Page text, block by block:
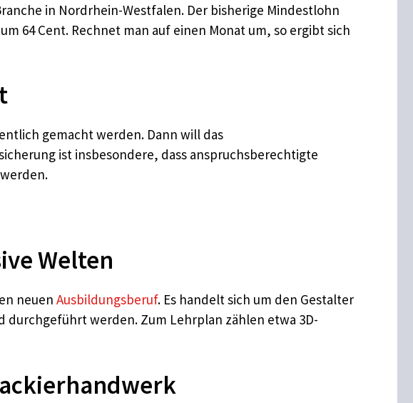
in Nordrhein-Westfalen. Der bisherige Mindestlohn
64 Cent. Rechnet man auf einen Monat um, so ergibt sich
gemacht werden. Dann will das
ist insbesondere, dass anspruchsberechtigte
Welten
neuen Ausbildungsberuf. Es handelt sich um den Gestalter
durchgeführt werden. Zum Lehrplan zählen etwa 3D-